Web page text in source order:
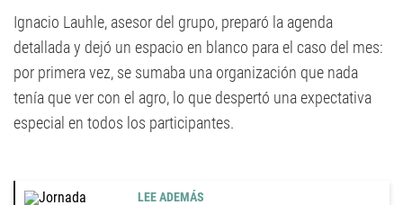
Ignacio Lauhle, asesor del grupo, preparó la agenda
detallada y dejó un espacio en blanco para el caso del mes:
por primera vez, se sumaba una organización que nada
tenía que ver con el agro, lo que despertó una expectativa
especial en todos los participantes.
LEE ADEMÁS